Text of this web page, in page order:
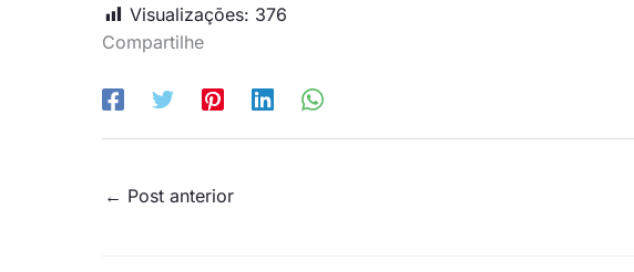
Visualizações: 376
Compartilhe
← Post anterior